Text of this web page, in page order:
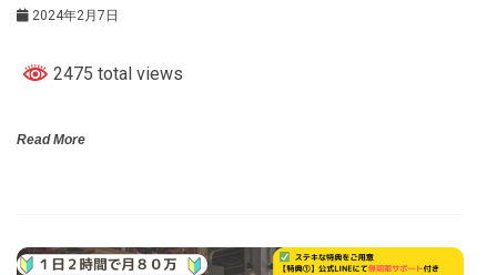
2024年2月7日
2475 total views
Read More